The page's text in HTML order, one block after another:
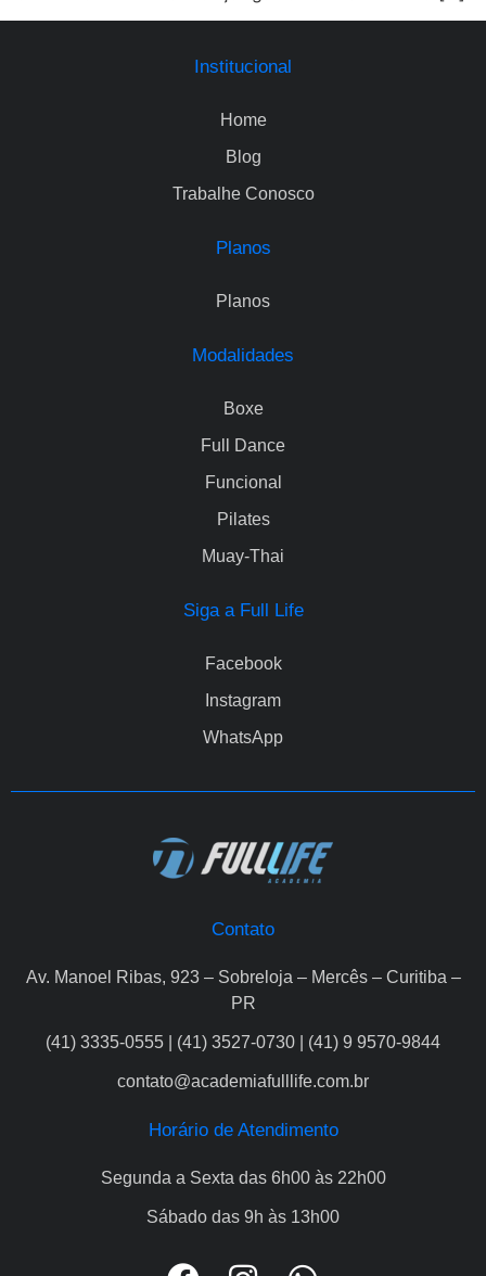
Institucional
Home
Blog
Trabalhe Conosco
Planos
Planos
Modalidades
Boxe
Full Dance
Funcional
Pilates
Muay-Thai
Siga a Full Life
Facebook
Instagram
WhatsApp
Contato
Av. Manoel Ribas, 923 – Sobreloja – Mercês – Curitiba –
PR
(41) 3335-0555 | (41) 3527-0730 | (41) 9 9570-9844
contato@academiafulllife.com.br
Horário de Atendimento
Segunda a Sexta das 6h00 às 22h00
Sábado das 9h às 13h00